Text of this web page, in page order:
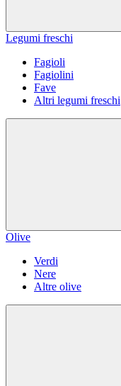
Legumi freschi
Fagioli
Fagiolini
Fave
Altri legumi freschi
Olive
Verdi
Nere
Altre olive